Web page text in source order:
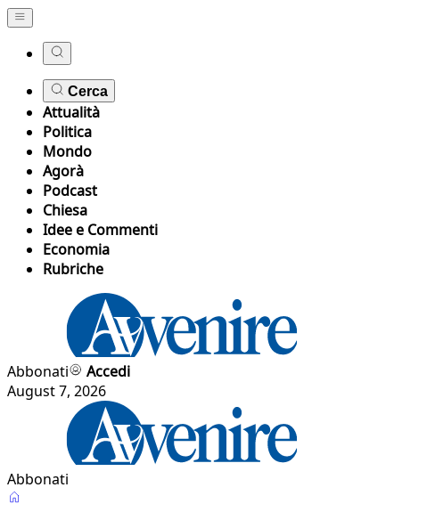
Cerca
Attualità
Politica
Mondo
Agorà
Podcast
Chiesa
Idee e Commenti
Economia
Rubriche
Abbonati
Accedi
August 7, 2026
Abbonati